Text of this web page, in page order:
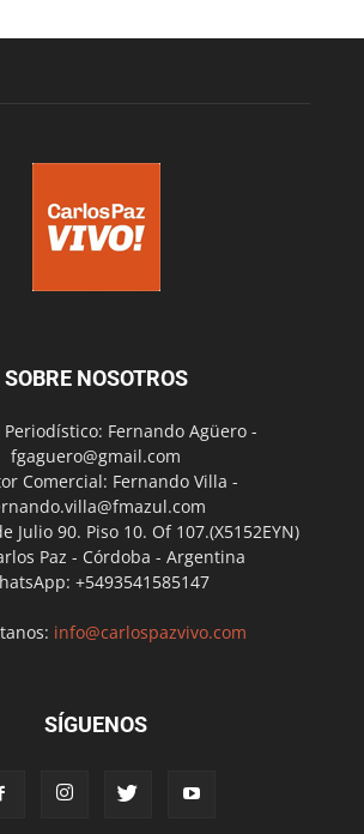
SOBRE NOSOTROS
Fernando Agüero -
fgaguero@gmail.com
Comercial: Fernando Villa -
Julio 90. Piso 10. Of 107.(X5152EYN)
Paz - Córdoba - Argentina
+5493541585147
info@carlospazvivo.com
SÍGUENOS